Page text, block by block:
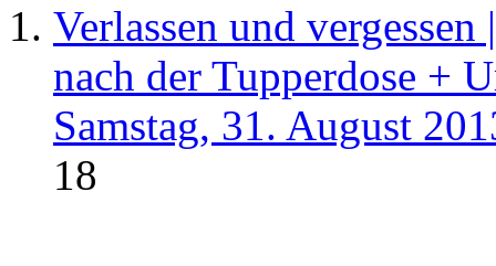
Verlassen und
nach der Tupperdose +
Samstag, 31. August
18